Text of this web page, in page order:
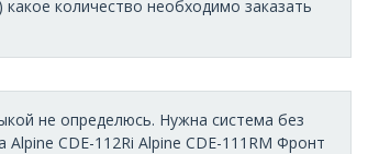
количество необходимо заказать
не определюсь. Нужна система без
CDE-112Ri Alpine CDE-111RM Фронт